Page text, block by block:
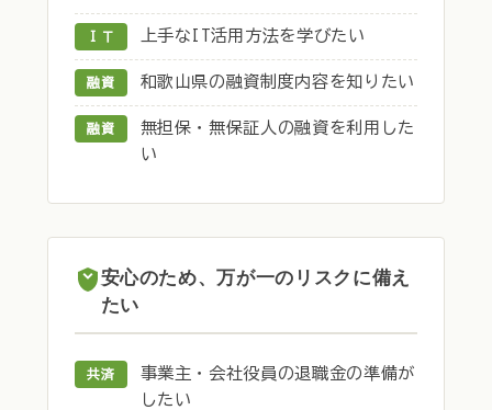
ＩＴ 上手なIT活用方法を学びたい
融資 和歌山県の融資制度内容を知りたい
融資
無担保・無保証人の融資を利用した
い
安心のため、万が一のリスクに備え
たい
共済
事業主・会社役員の退職金の準備が
したい